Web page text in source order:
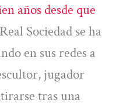
años desde que
Sociedad se ha
en sus redes a
jugador
tras una